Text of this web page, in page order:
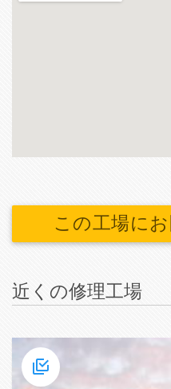
この工場に
近くの修理工場